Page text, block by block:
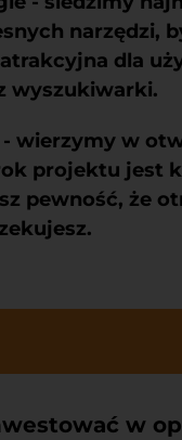
narzędzi,
atrakcyjna dla
wyszukiwarki.
- wierzymy w
projektu jest
pewność, że
w